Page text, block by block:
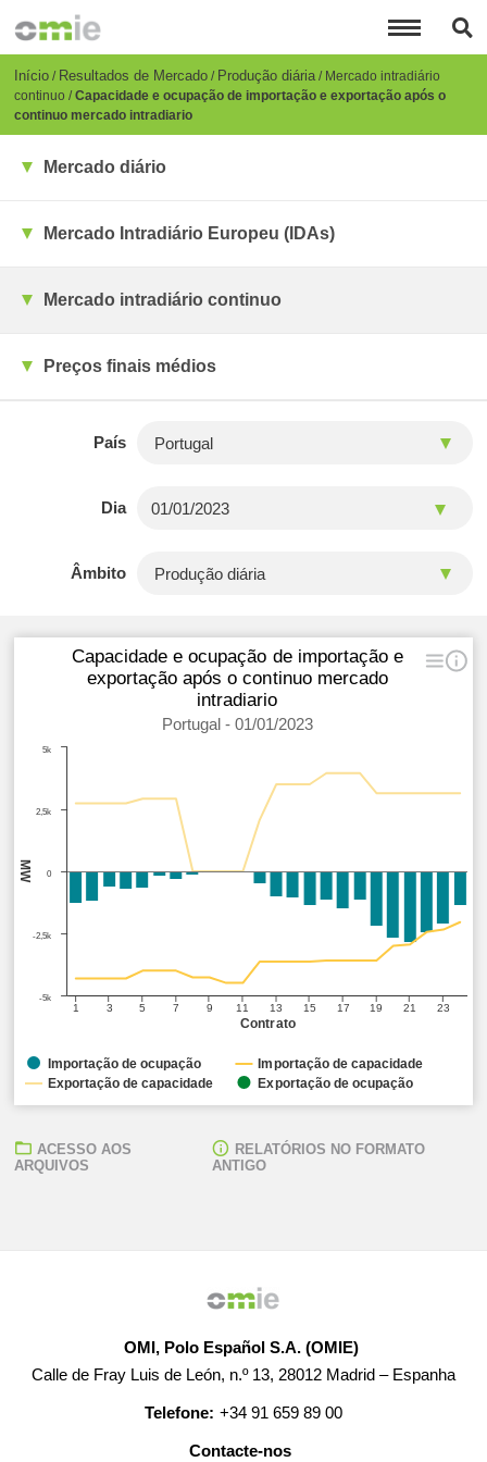
para
conteúdo
principal
Breadcrumb
Início Resultados de Mercado Produção diária Mercado intradiário
continuo Capacidade e ocupação de importação e exportação após o
continuo mercado intradiario
Mercado diário
Mercado Intradiário Europeu (IDAs)
Mercado intradiário continuo
Preços finais médios
País
Dia
Âmbito
Contrato
MW
Capacidade e ocupação de importação e
exportação após o continuo mercado
intradiario
Portugal - 01/01/2023
1 3 5 7 9 11 13 15 17 19 21 23
-5k
-2,5k
0
2,5k
5k
Importação de ocupação Importação de capacidade
Exportação de capacidade Exportação de ocupação
ACESSO AOS
ARQUIVOS
RELATÓRIOS NO FORMATO
ANTIGO
OMI, Polo Español S.A. (OMIE)
Calle de Fray Luis de León, n.º 13, 28012 Madrid – Espanha
Telefone: +34 91 659 89 00
Contacte-nos